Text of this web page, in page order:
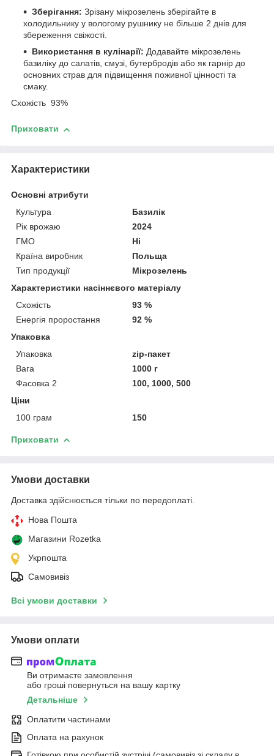
Зберігання: Зрізану мікрозелень зберігайте в
холодильнику у вологому рушнику не більше 2 днів для
збереження свіжості.
Використання в кулінарії: Додавайте мікрозелень
базиліку до салатів, смузі, бутербродів або як гарнір до
основних страв для підвищення поживної цінності та
смаку.
Схожість 93%
Приховати
Характеристики
Основні атрибути
Культура
Базилік
Рік врожаю
2024
ГМО
Ні
Країна виробник
Польща
Тип продукції
Мікрозелень
Характеристики насіннєвого матеріалу
Схожість
93 %
Енергія проростання
92 %
Упаковка
Упаковка
zip-пакет
Вага
1000 г
Фасовка 2
100, 1000, 500
Ціни
100 грам
150
Приховати
Умови доставки
Доставка здійснюється тільки по передоплаті.
Нова Пошта
Магазини Rozetka
Укрпошта
Самовивіз
Всі умови доставки
Умови оплати
Ви отримаєте замовлення
або гроші повернуться на вашу картку
Детальніше
Оплатити частинами
Оплата на рахунок